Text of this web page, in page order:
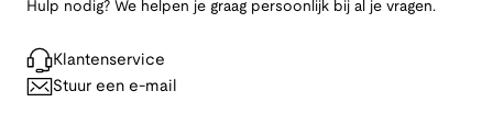
Hulp nodig? We helpen je graag persoonlijk bij al je vragen.
Klantenservice
Stuur een e-mail